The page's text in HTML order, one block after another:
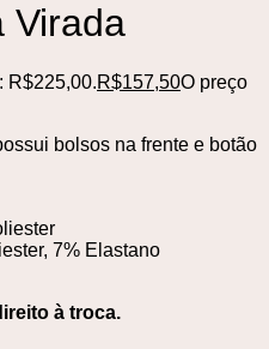
Virada
R$225,00.R$157,50O preço
bolsos na frente e botão
7% Elastano
à troca.